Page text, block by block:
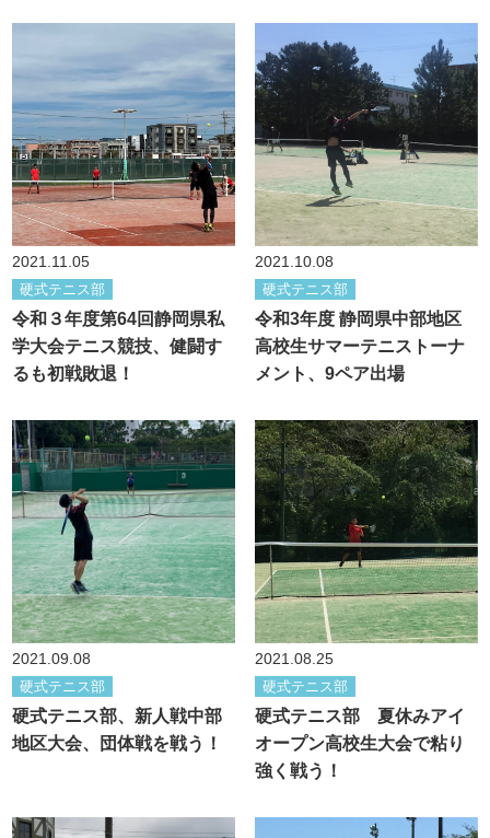
2021.11.05
硬式テニス部
令和３年度第64回静岡県私
学大会テニス競技、健闘す
るも初戦敗退！
2021.10.08
硬式テニス部
令和3年度 静岡県中部地区
高校生サマーテニストーナ
メント、9ペア出場
2021.09.08
硬式テニス部
硬式テニス部、新人戦中部
地区大会、団体戦を戦う！
2021.08.25
硬式テニス部
硬式テニス部 夏休みアイ
オープン高校生大会で粘り
強く戦う！